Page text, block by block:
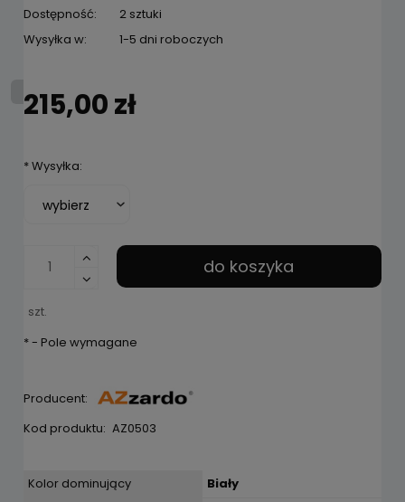
Dostępność:
2 sztuki
Wysyłka w:
1-5 dni roboczych
215,00 zł
*Wysyłka:
szt.
do koszyka
*- Pole wymagane
Producent:
Kod produktu: AZ0503
Kolor dominujący
Biały